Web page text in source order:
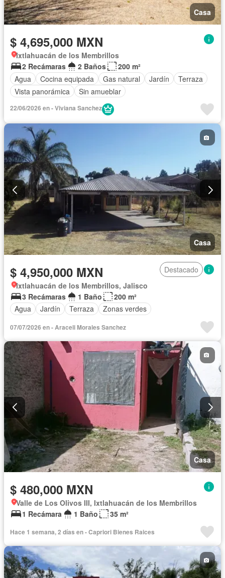
Casa
$ 4,695,000 MXN
Ixtlahuacán de los Membrillos
2 Recámaras
2 Baños
200 m²
Agua
Cocina equipada Gas natural Jardín
Terraza
Vista panorámica
Sin amueblar
22/06/2026 en - Viviana Sanchez
Casa
$ 4,950,000 MXN
Destacado
Ixtlahuacán de los Membrillos, Jalisco
3 Recámaras
1 Baño
200 m²
Agua
Jardín Terraza Zonas verdes
07/07/2026 en - Araceli Morales Sanchez
Casa
$ 480,000 MXN
Valle de Los Olivos III, Ixtlahuacán de los Membrillos
1 Recámara
1 Baño 35 m²
Hace 1 semana, 2 días en - Capriori Bienes Raices